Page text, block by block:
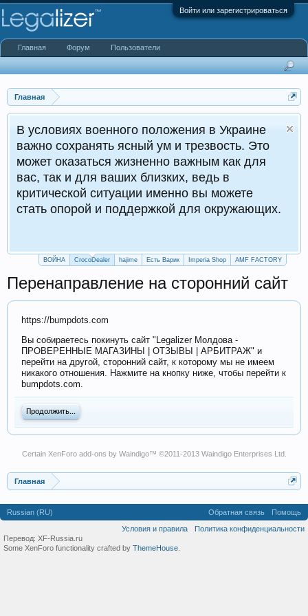
Войти или зарегистрироваться
Главная
положения в Украине
ясный ум и трезвость. Это
жизненно важным как для
близких, ведь в
именно вы можете
поддержкой для окружающих.
ВОЙНА CrocoDealer hajime Есть Варик Imperia Shop AMF FACTORY
Перенаправление на сторонний сайт
https://bumpdots.com
Вы собираетесь покинуть сайт "Legalizer Молдова -
ПРОВЕРЕННЫЕ МАГАЗИНЫ | ОТЗЫВЫ | АРБИТРАЖ" и
перейти на другой, сторонний сайт, к которому мы не имеем
никакого отношения. Нажмите на кнопку ниже, чтобы перейти к
bumpdots.com.
Продолжить...
Certain XenForo add-ons by Waindigo™ ©2011-2013 Waindigo Enterprises Ltd.
Главная
Главная Форум Пользователи
Russian (RU) Обратная связь
Помощь
Условия и правила
Политика конфиденциальности
Перевод: XF-Russia.ru
Some XenForo functionality crafted by ThemeHouse